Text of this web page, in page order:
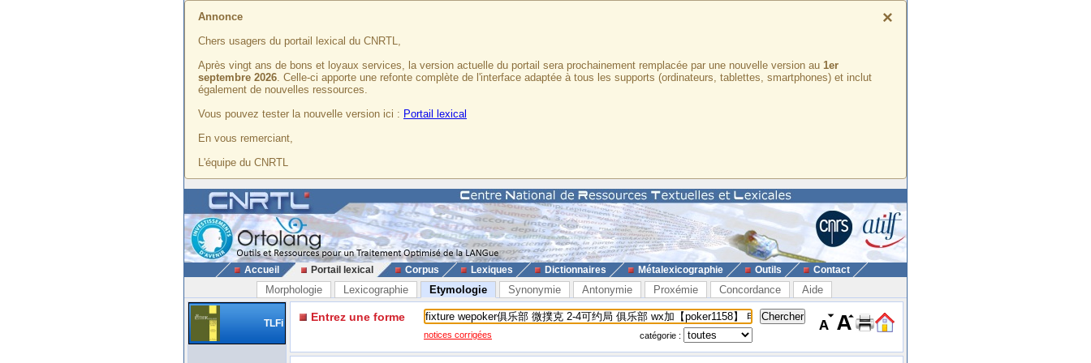
×
Annonce
Chers usagers du portail lexical du CNRTL,
Après vingt ans de bons et loyaux services, la version actuelle du portail sera prochainement remplacée par une nouvelle version au 1er
septembre 2026. Celle-ci apporte une refonte complète de l'interface adaptée à tous les supports (ordinateurs, tablettes, smartphones) et inclut
également de nouvelles ressources.
Vous pouvez tester la nouvelle version ici : Portail lexical
En vous remerciant,
L'équipe du CNRTL
Accueil Portail lexical Corpus Lexiques Dictionnaires Métalexicographie Outils Contact
Morphologie Lexicographie Etymologie Synonymie Antonymie Proxémie Concordance Aide
TLFi Entrez une forme
notices corrigées catégorie :